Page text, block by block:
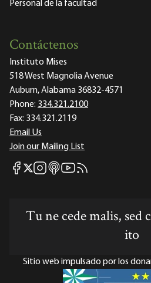
Personal de la facultad
Contáctenos
Instituto Mises
518 West Magnolia Avenue
Auburn, Alabama 36832-4571
Phone: 334.321.2100
Fax: 334.321.2119
Email Us
Join our Mailing List
Mises Facebook
Mises X
Mises Instagram
Mises itunes
Mises Youtube
Mises RSS feed
Tu ne cede malis,
ito
Sitio web impulsado por los